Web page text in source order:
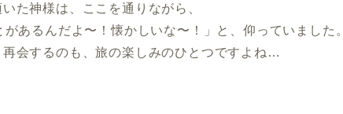
た神様は、ここを通りながら、
があるんだよ〜！懐かしいな〜！」 と、仰っていました。
会するのも、旅の楽しみのひとつですよね…